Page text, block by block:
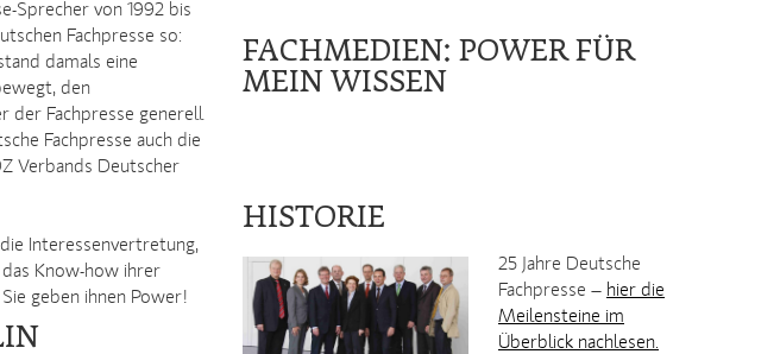
Sprecher von 1992 bis
Fachpresse so:
damals eine
den
der Fachpresse generell
Fachpresse auch die
Verbands Deutscher
Interessenvertretung,
Know-how ihrer
geben ihnen Power!
FACHMEDIEN: POWER FÜR
MEIN WISSEN
HISTORIE
25 Jahre Deutsche
Fachpresse – hier die
Meilensteine im
Überblick nachlesen.